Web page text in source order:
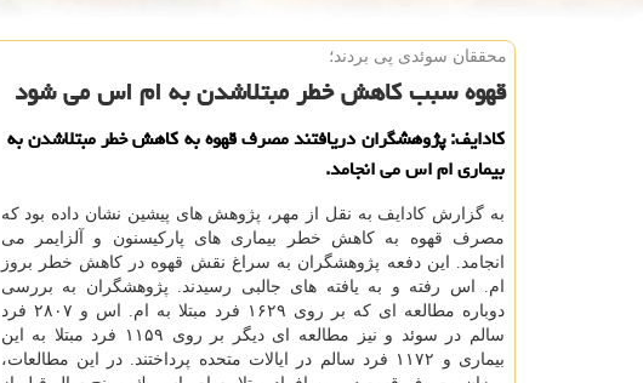
محققان سوئدی پی بردند؛
قهوه سبب كاهش خطر مبتلاشدن به ام اس می شود
كادایف: پژوهشگران دریافتند مصرف قهوه به كاهش خطر مبتلاشدن به
بیماری ام اس می انجامد.
به گزارش كادایف به نقل از مهر، پژوهش های پیشین نشان داده بود كه
مصرف قهوه به كاهش خطر بیماری های پاركیسنون و آلزایمر می
انجامد. این دفعه پژوهشگران به سراغ نقش قهوه در كاهش خطر بروز
ام. اس رفته و به یافته های جالبی رسیدند. پژوهشگران به بررسی
دوباره مطالعه ای كه بر روی ۱۶۲۹ فرد مبتلا به ام. اس و ۲۸۰۷ فرد
سالم در سوئد و نیز مطالعه ای دیگر بر روی ۱۱۵۹ فرد مبتلا به این
بیماری و ۱۱۷۲ فرد سالم در ایالات متحده پرداختند. در این مطالعات،